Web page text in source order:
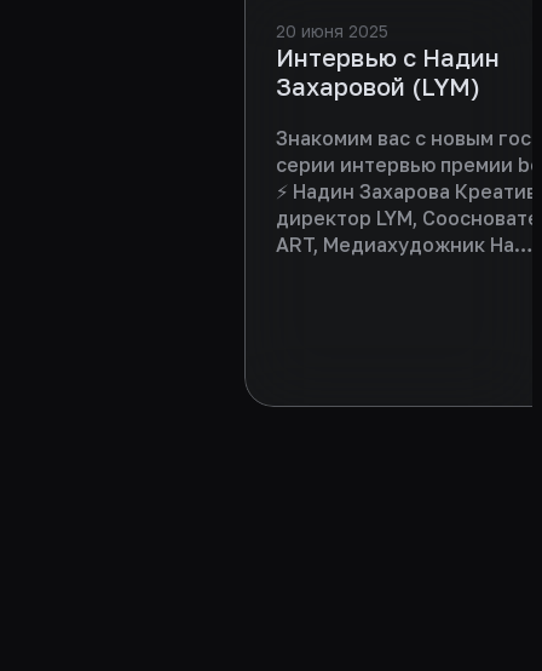
20 июня 2025
Интервью с Надин
Захаровой (LYM)
Знакомим вас с новым
серии интервью премии
⚡ Надин Захарова
директор LYM,
ART, Медиахудожник На
на что нужно